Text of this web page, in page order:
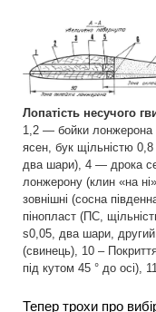
Лопатість несучого
1,2 — бойки лонжерона
ясен, бук щільністю 0,8
два шари), 4 — дрока
лонжерону (клин «на
зовнішні (сосна
пінопласт (ПС,
s0,05, два шари,
(свинець), 10 –
під кутом 45 ° до осі),
Тепер трохи про